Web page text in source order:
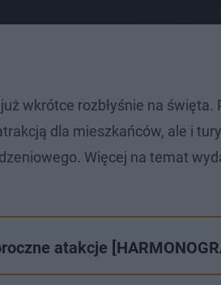
wkrótce rozbłyśnie na święta.
dla mieszkańców, ale i
Więcej na temat
atakcje